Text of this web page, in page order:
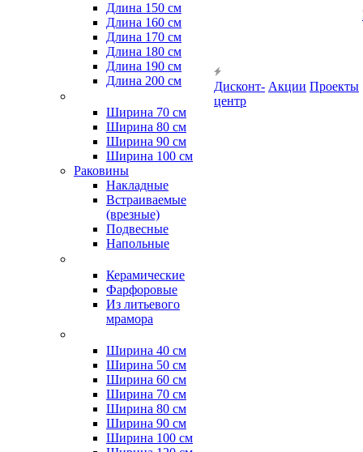
Длина 150 см
Длина 160 см
Длина 170 см
Длина 180 см
Длина 190 см
Длина 200 см
Ширина 70 см
Ширина 80 см
Ширина 90 см
Ширина 100 см
Раковины
Накладные
Встраиваемые
(врезные)
Подвесные
Напольные
Керамические
Фарфоровые
Из литьевого
мрамора
Ширина 40 см
Ширина 50 см
Ширина 60 см
Ширина 70 см
Ширина 80 см
Ширина 90 см
Ширина 100 см
Дисконт-
центр
Акции Проекты